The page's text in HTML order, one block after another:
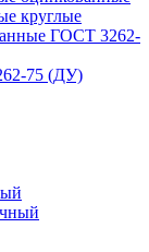
круглые
ГОСТ 3262-
75 (ДУ)